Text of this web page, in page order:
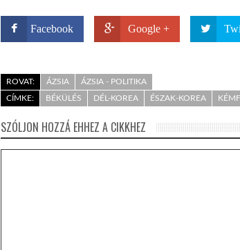
Facebook Google +
ROVAT: ÁZSIA
ÁZSIA - POLITIKA
CÍMKE:
BÉKÜLÉS DÉL-KOREA ÉSZAK-KOREA
SZÓLJON HOZZÁ EHHEZ A CIKKHEZ